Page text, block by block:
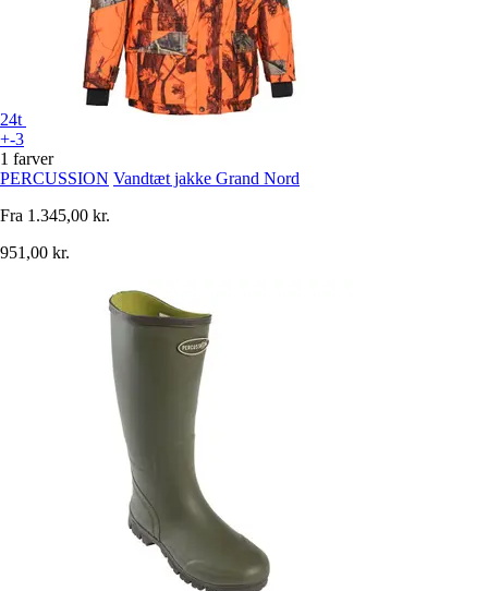
24t
+-3
1 farver
PERCUSSION Vandtæt jakke Grand Nord
Fra 1.345,00 kr.
951,00 kr.